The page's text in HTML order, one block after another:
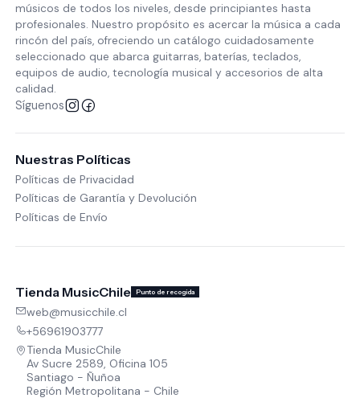
músicos de todos los niveles, desde principiantes hasta
profesionales. Nuestro propósito es acercar la música a cada
rincón del país, ofreciendo un catálogo cuidadosamente
seleccionado que abarca guitarras, baterías, teclados,
equipos de audio, tecnología musical y accesorios de alta
calidad.
Síguenos
Nuestras Políticas
Políticas de Privacidad
Políticas de Garantía y Devolución
Políticas de Envío
Tienda MusicChile Punto de recogida
web@musicchile.cl
+56961903777
Tienda MusicChile
Av Sucre 2589, Oficina 105
Santiago - Ñuñoa
Región Metropolitana - Chile